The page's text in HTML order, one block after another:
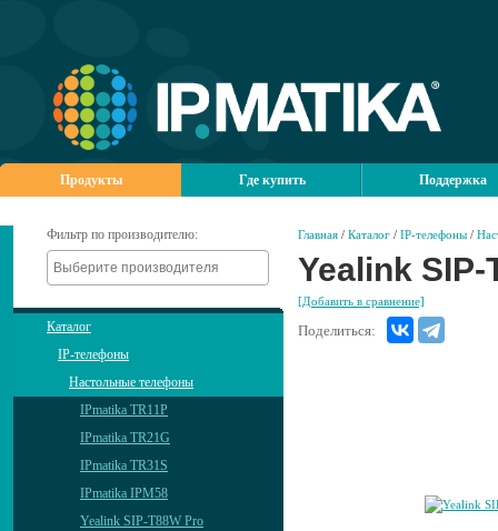
Продукты Где купить Поддержка
Фильтр по производителю:
Каталог
IP-телефоны
Настольные телефоны
IPmatika TR11P
IPmatika TR21G
IPmatika TR31S
IPmatika IPM58
Yealink SIP-T88W Pro
Главная / Каталог / IP-телефоны /
Yealink SIP-
[Добавить в сравнение]
Поделиться: